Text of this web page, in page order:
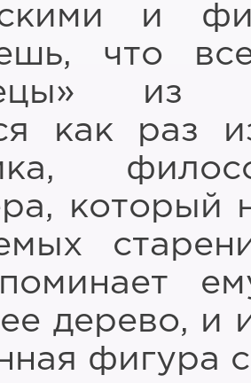
и
что
из
как раз
который
дерево, и
фигура